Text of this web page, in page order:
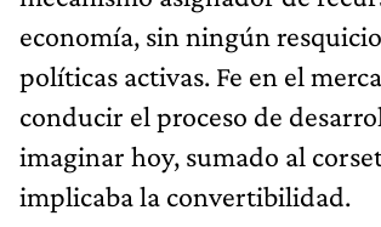
economía, sin ningún
políticas activas. Fe en el
conducir el proceso de
imaginar hoy, sumado al
implicaba la convertibilidad.